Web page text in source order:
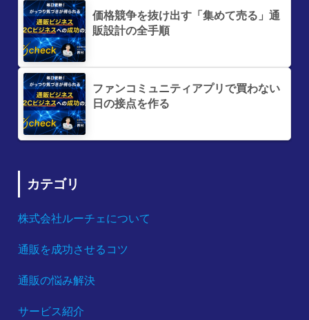
価格競争を抜け出す「集めて売る」通
販設計の全手順
ファンコミュニティアプリで買わない
日の接点を作る
カテゴリ
株式会社ルーチェについて
通販を成功させるコツ
通販の悩み解決
サービス紹介